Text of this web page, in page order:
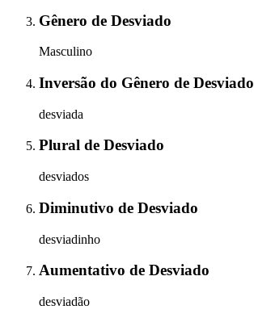
Gênero de Desviado
Masculino
Inversão do Gênero de Desviado
desviada
Plural de Desviado
desviados
Diminutivo de Desviado
desviadinho
Aumentativo de Desviado
desviadão